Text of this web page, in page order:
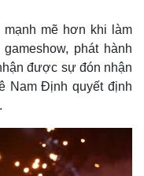
cà phê
mạnh mẽ hơn khi làm
phát hành
được sự đón nhận
Nam Định quyết định